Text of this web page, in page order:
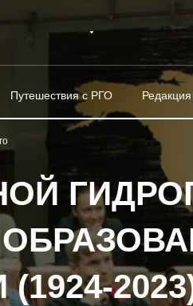
Путешествия с РГО Редакция